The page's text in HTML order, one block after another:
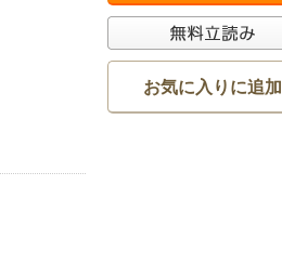
お気に入りに追加